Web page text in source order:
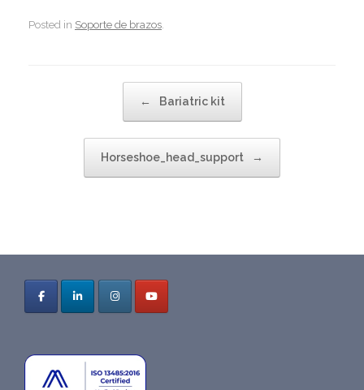
Posted in Soporte de brazos
← Bariatric kit
Horseshoe_head_support →